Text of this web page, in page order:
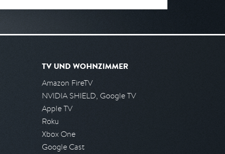
TV UND WOHNZIMMER
Amazon FireTV
NVIDIA SHIELD, Google TV
Apple TV
Roku
Xbox One
Google Cast